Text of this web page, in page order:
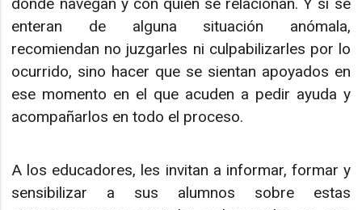
enteran de alguna situación anómala,
recomiendan no juzgarles ni culpabilizarles por lo
ocurrido, sino hacer que se sientan apoyados en
ese momento en el que acuden a pedir ayuda y
acompañarlos en todo el proceso.
A los educadores, les invitan a informar, formar y
sensibilizar a sus alumnos sobre estas